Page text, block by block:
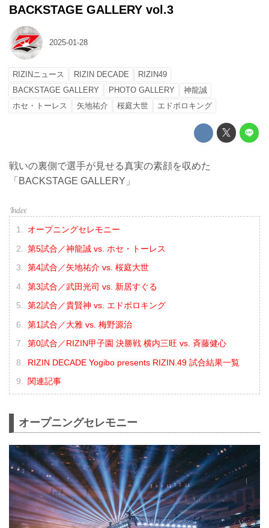
BACKSTAGE GALLERY vol.3
2025-01-28
RIZINニュース RIZIN DECADE
RIZIN49
BACKSTAGE GALLERY
PHOTO GALLERY
神龍誠
ホセ・トーレス
矢地祐介 桜庭大世 エドポロキング
戦いの裏側で選手が見せる真実の素顔を収めた
「BACKSTAGE GALLERY」
オープニングセレモニー
第5試合／神龍誠 vs. ホセ・トーレス
第4試合／矢地祐介 vs. 桜庭大世
第3試合／武田光司 vs. 新居すぐる
第2試合／貴賢神 vs. エドポロキング
第1試合／大雅 vs. 梅野源治
第0試合／RIZIN甲子園 決勝戦 横内三旺 vs. ⻫藤健心
RIZIN DECADE Yogibo presents RIZIN.49 試合結果一覧
関連記事
オープニングセレモニー